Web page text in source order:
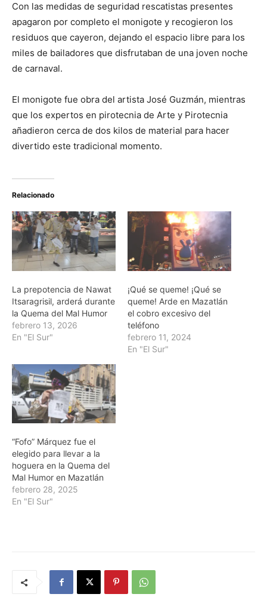
Con las medidas de seguridad rescatistas presentes
apagaron por completo el monigote y recogieron los
residuos que cayeron, dejando el espacio libre para los
miles de bailadores que disfrutaban de una joven noche
de carnaval.
El monigote fue obra del artista José Guzmán, mientras
que los expertos en pirotecnia de Arte y Pirotecnia
añadieron cerca de dos kilos de material para hacer
divertido este tradicional momento.
Relacionado
La prepotencia de Nawat
Itsaragrisil, arderá durante
la Quema del Mal Humor
febrero 13, 2026
En "El Sur"
¡Qué se queme! ¡Qué se
queme! Arde en Mazatlán
el cobro excesivo del
teléfono
febrero 11, 2024
En "El Sur"
“Fofo” Márquez fue el
elegido para llevar a la
hoguera en la Quema del
Mal Humor en Mazatlán
febrero 28, 2025
En "El Sur"